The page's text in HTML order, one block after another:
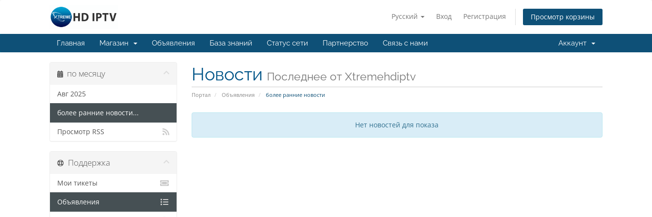
Русский Вход Регистрация Просмотр корзины
Главная Магазин Объявления База знаний Статус сети Партнерство Связь с нами Аккаунт
Новости Последнее от Xtremehdiptv
Портал Объявления более ранние новости
по месяцу
Авг 2025
более ранние новости...
Просмотр RSS
Нет новостей для показа
Поддержка
Мои тикеты
Объявления